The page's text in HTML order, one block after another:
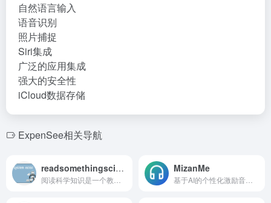
自然语言输入
语音识别
照片捕捉
Siri集成
广泛的应用集成
强大的安全性
iCloud数据存储
ExpenSee相关导航
readsomethingsciency MizanMe